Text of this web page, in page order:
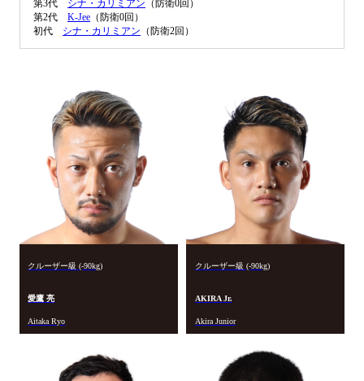
第3代 シナ・カリミアン （防衛0回）
第2代 K-Jee （防衛0回）
初代 シナ・カリミアン （防衛2回）
クルーザー級 (-90kg)
愛鷹 亮
Aitaka Ryo
クルーザー級 (-90kg)
AKIRA Jr.
Akira Junior